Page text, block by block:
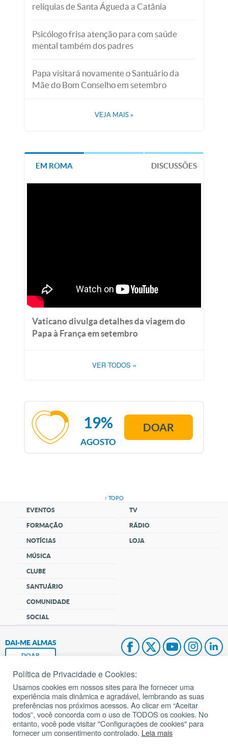
relíquias de Santa Águeda a Catânia
Psicólogo frisa atenção para com saúde
mental também dos padres
Papa visitará novamente o Santuário da
Mãe do Bom Conselho em setembro
VEJA MAIS »
EM ROMA DISCUSSÕES
Vaticano divulga detalhes da viagem do
Papa à França em setembro
VER TODOS »
AGOSTO
19% DOAR
↑ TOPO
EVENTOS
FORMAÇÃO
NOTÍCIAS
MÚSICA
CLUBE
SANTUÁRIO
COMUNIDADE
SOCIAL
TV
RÁDIO
LOJA
DAI-ME ALMAS
DOAR
Fundação João Paulo II
Pedido de Oração
Mapa do site
Política de Privacidade e Cookies:
Usamos cookies em nossos sites para lhe fornecer uma
experiência mais dinâmica e agradável, lembrando as suas
preferências nos próximos acessos. Ao clicar em “Aceitar
todos”, você concorda com o uso de TODOS os cookies. No
entanto, você pode visitar "Configurações de cookies" para
fornecer um consentimento controlado. Leia mais